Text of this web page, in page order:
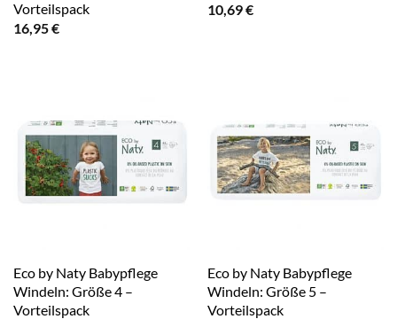
Vorteilspack
16,95€
10,69€
Eco by Naty Babypflege
Windeln: Größe 4 –
Vorteilspack
Eco by Naty Babypflege
Windeln: Größe 5 –
Vorteilspack